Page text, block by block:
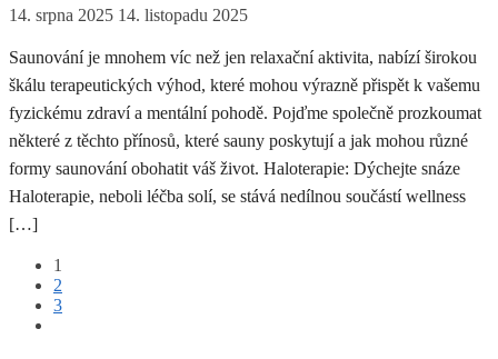
14. srpna 2025 14. listopadu 2025
Saunování je mnohem víc než jen relaxační aktivita, nabízí širokou
škálu terapeutických výhod, které mohou výrazně přispět k vašemu
fyzickému zdraví a mentální pohodě. Pojďme společně prozkoumat
některé z těchto přínosů, které sauny poskytují a jak mohou různé
formy saunování obohatit váš život. Haloterapie: Dýchejte snáze
Haloterapie, neboli léčba solí, se stává nedílnou součástí wellness
[…]
Stránkování
příspěvků
1
2
3